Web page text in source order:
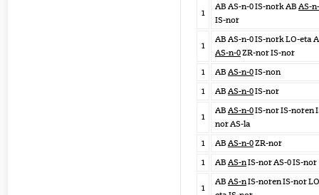
1
AB AS-n-0 IS-nork AB AS-
IS-nor
1
AB AS-n-0 IS-nork LO-eta
AS-n-0ZR-nor IS-nor
1
AB AS-n-0IS-non
1
AB AS-n-0IS-nor
1
AB AS-n-0IS-nor IS-noren
nor AS-la
1
AB AS-n-0ZR-nor
1
AB AS-nIS-nor AS-0 IS-nor
1
AB AS-nIS-noren IS-nor